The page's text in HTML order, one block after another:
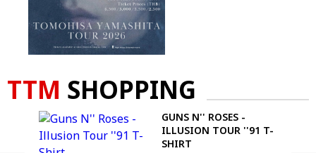
TTM SHOPPING
GUNS N'' ROSES -
ILLUSION TOUR ''91 T-
SHIRT